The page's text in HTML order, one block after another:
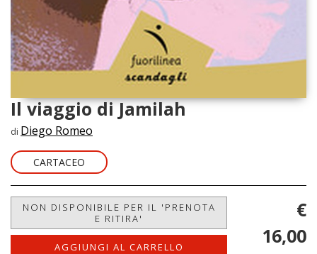
Il viaggio di Jamilah
di Diego Romeo
CARTACEO
NON DISPONIBILE PER IL 'PRENOTA
E RITIRA'
AGGIUNGI AL CARRELLO
€
16,00